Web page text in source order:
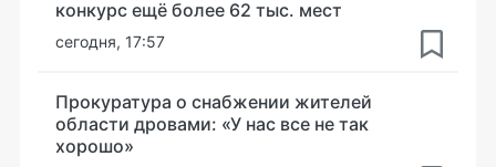
конкурс ещё более 62 тыс. мест
сегодня, 17:57
Прокуратура о снабжении жителей
области дровами: «У нас все не так
хорошо»